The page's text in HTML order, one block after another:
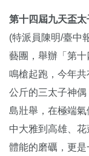
第十四屆九天盃
(特派員陳明/臺中
藝團，舉辦「第
鳴槍起跑，今年
公斤的三太子神
島壯舉，在極端
中大雅到高雄、
體能的磨礪，更